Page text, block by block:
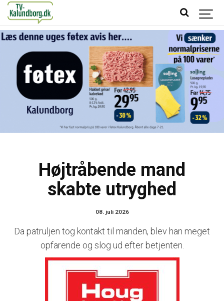
Højtråbende mand
skabte utryghed
08. juli 2026
Da patruljen tog kontakt til manden, blev han meget
opfarende og slog ud efter betjenten.